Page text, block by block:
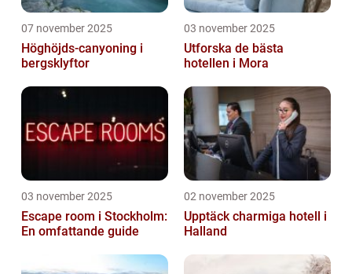
07 november 2025
Höghöjds-canyoning i
bergsklyftor
03 november 2025
Utforska de bästa
hotellen i Mora
03 november 2025
Escape room i Stockholm:
En omfattande guide
02 november 2025
Upptäck charmiga hotell i
Halland